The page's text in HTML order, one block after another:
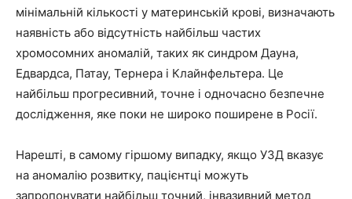
мінімальній кількості у материнській крові, визначають
наявність або відсутність найбільш частих
хромосомних аномалій, таких як синдром Дауна,
Едвардса, Патау, Тернера і Клайнфельтера. Це
найбільш прогресивний, точне і одночасно безпечне
дослідження, яке поки не широко поширене в Росії.
Нарешті, в самому гіршому випадку, якщо УЗД вказує
на аномалію розвитку, пацієнтці можуть
запропонувати найбільш точний, інвазивний метод